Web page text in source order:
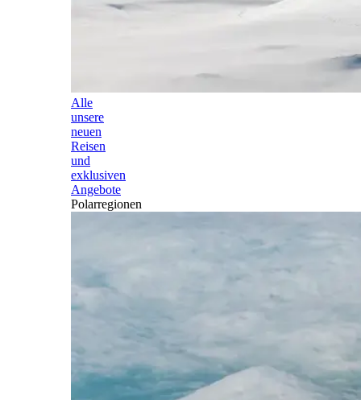
Alle
unsere
neuen
Reisen
und
exklusiven
Angebote
Polarregionen